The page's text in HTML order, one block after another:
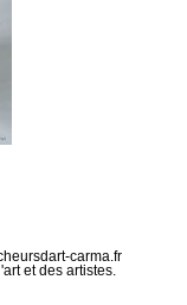
carma.fr
et des artistes.